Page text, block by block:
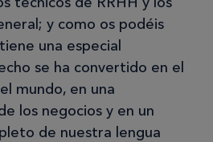
y como os podéis
una especial
se ha convertido en el
mundo, en una
los negocios y en un
de nuestra lengua